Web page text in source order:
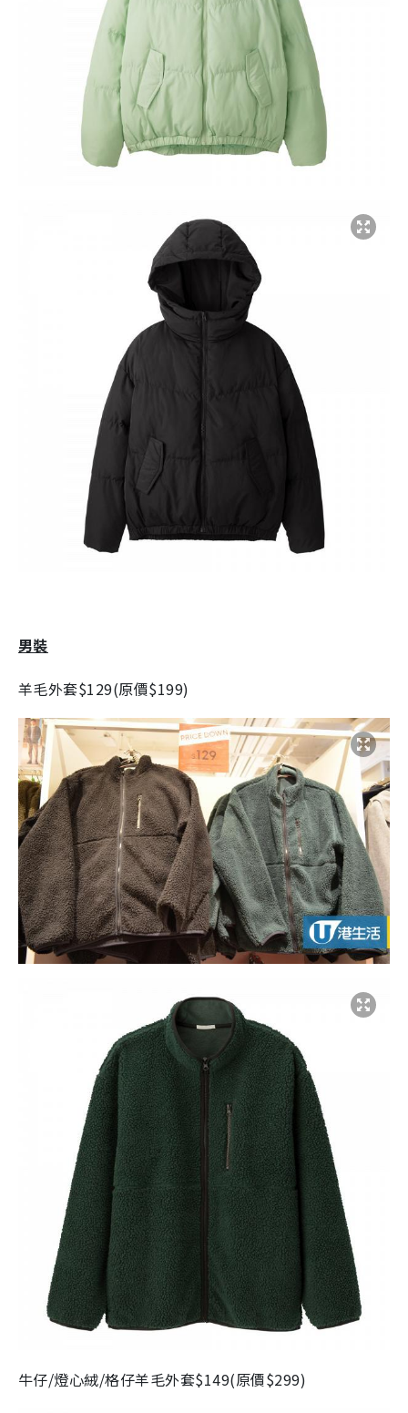
男裝
羊毛外套$129(原價$199)
牛仔/燈心絨/格仔羊毛外套$149(原價$299)